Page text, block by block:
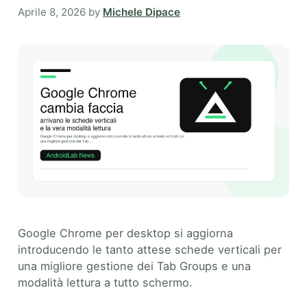
Aprile 8, 2026 by Michele Dipace
Google Chrome per desktop si aggiorna
introducendo le tanto attese schede verticali per
una migliore gestione dei Tab Groups e una
modalità lettura a tutto schermo.